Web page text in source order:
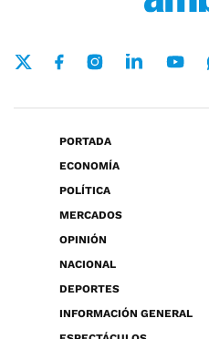
PORTADA
ECONOMÍA
POLÍTICA
MERCADOS
OPINIÓN
NACIONAL
DEPORTES
INFORMACIÓN GENERAL